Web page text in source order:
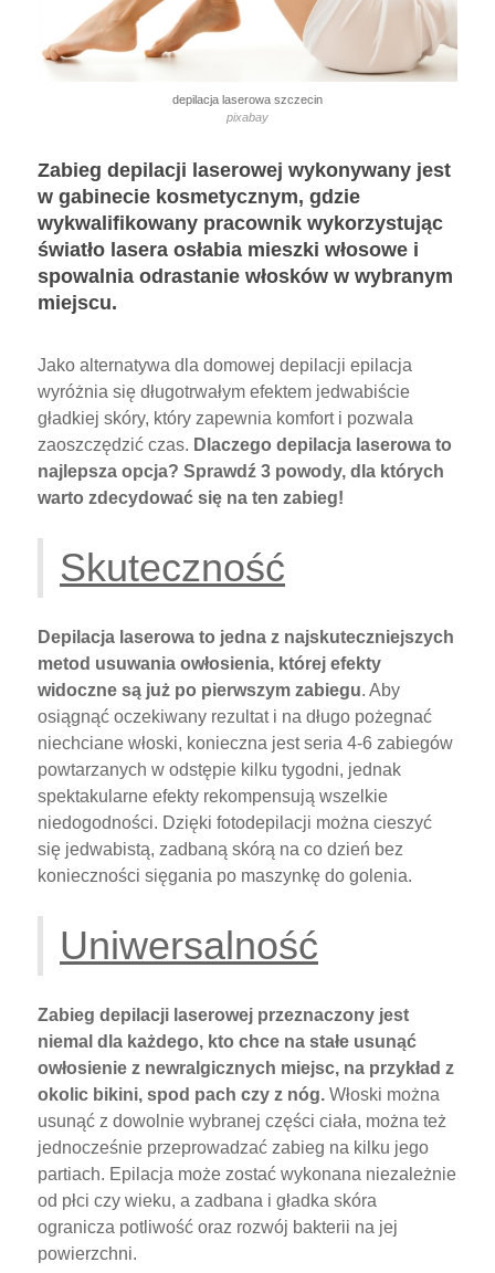
depilacja laserowa szczecin
pixabay
Zabieg depilacji laserowej wykonywany jest
w gabinecie kosmetycznym, gdzie
wykwalifikowany pracownik wykorzystując
światło lasera osłabia mieszki włosowe i
spowalnia odrastanie włosków w wybranym
miejscu.
Jako alternatywa dla domowej depilacji epilacja
wyróżnia się długotrwałym efektem jedwabiście
gładkiej skóry, który zapewnia komfort i pozwala
zaoszczędzić czas. Dlaczego depilacja laserowa to
najlepsza opcja? Sprawdź 3 powody, dla których
warto zdecydować się na ten zabieg!
Skuteczność
Depilacja laserowa to jedna z najskuteczniejszych
metod usuwania owłosienia, której efekty
widoczne są już po pierwszym zabiegu. Aby
osiągnąć oczekiwany rezultat i na długo pożegnać
niechciane włoski, konieczna jest seria 4-6 zabiegów
powtarzanych w odstępie kilku tygodni, jednak
spektakularne efekty rekompensują wszelkie
niedogodności. Dzięki fotodepilacji można cieszyć
się jedwabistą, zadbaną skórą na co dzień bez
konieczności sięgania po maszynkę do golenia.
Uniwersalność
Zabieg depilacji laserowej przeznaczony jest
niemal dla każdego, kto chce na stałe usunąć
owłosienie z newralgicznych miejsc, na przykład z
okolic bikini, spod pach czy z nóg. Włoski można
usunąć z dowolnie wybranej części ciała, można też
jednocześnie przeprowadzać zabieg na kilku jego
partiach. Epilacja może zostać wykonana niezależnie
od płci czy wieku, a zadbana i gładka skóra
ogranicza potliwość oraz rozwój bakterii na jej
powierzchni.